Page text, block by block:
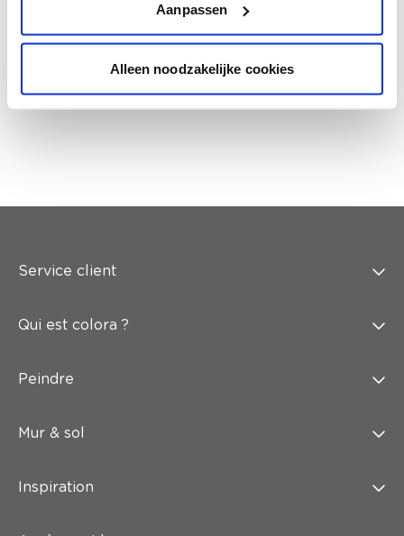
Aanpassen
Alleen noodzakelijke cookies
Obtenez un contrôle technologique de vos
murs.
Service client
Qui est colora ?
Peindre
Mur & sol
Inspiration